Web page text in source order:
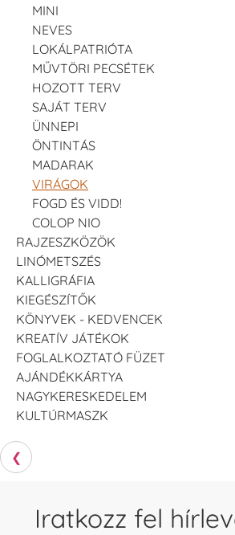
MINI
NEVES
LOKÁLPATRIÓTA
MŰVTÖRI PECSÉTEK
HOZOTT TERV
SAJÁT TERV
ÜNNEPI
ÖNTINTÁS
MADARAK
VIRÁGOK
FOGD ÉS VIDD!
COLOP NIO
RAJZESZKÖZÖK
LINÓMETSZÉS
KALLIGRÁFIA
KIEGÉSZÍTŐK
KÖNYVEK - KEDVENCEK
KREATÍV JÁTÉKOK
FOGLALKOZTATÓ FÜZET
AJÁNDÉKKÁRTYA
NAGYKERESKEDELEM
KULTÚRMASZK
❮
Iratkozz fel